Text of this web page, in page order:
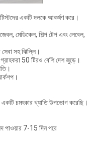
একটি দলকে আকর্ষণ করে।
মেডিকেল, শিল্প টেপ এবং লেবেল,
সহ ঝিল্লি।
50 টিরও বেশি দেশ জুড়ে।
চমৎকার খ্যাতি উপভোগ করেছি।
পাওয়ার 7-15 দিন পরে